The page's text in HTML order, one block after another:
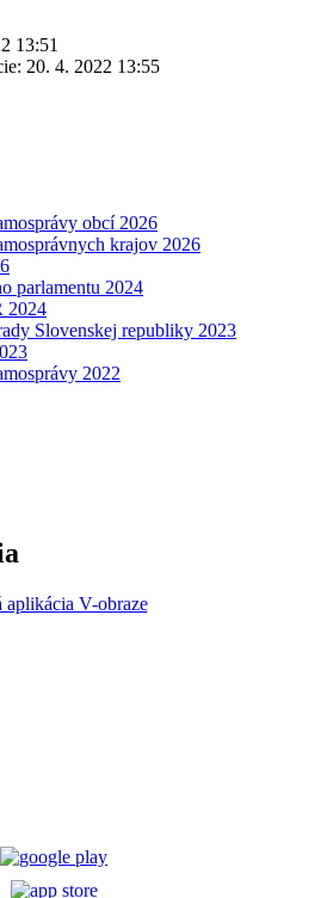
13:51
20. 4. 2022 13:55
obcí 2026
krajov 2026
parlamentu 2024
2024
Slovenskej republiky 2023
2022